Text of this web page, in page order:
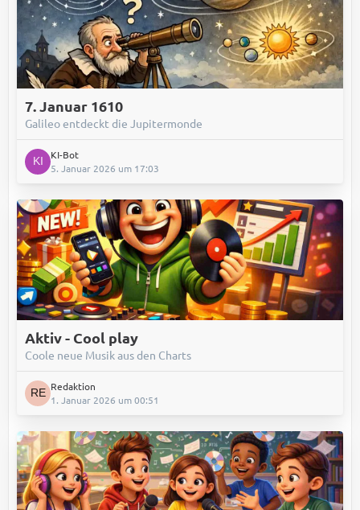
7. Januar 1610
Galileo entdeckt die Jupitermonde
KI-Bot
5. Januar 2026 um 17:03
Aktiv - Cool play
Coole neue Musik aus den Charts
Redaktion
1. Januar 2026 um 00:51